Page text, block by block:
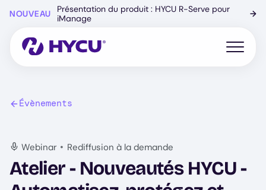
content
NOUVEAU
Présentation du produit : HYCU R-Serve pour
iManage
→
Open
Évènements
Webinar • Rediffusion à la demande
Atelier - Nouveautés HYCU -